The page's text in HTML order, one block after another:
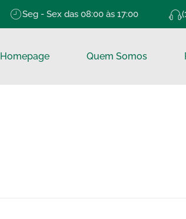
Seg - Sex das 08:00 às 17:00
Homepage Quem Somos